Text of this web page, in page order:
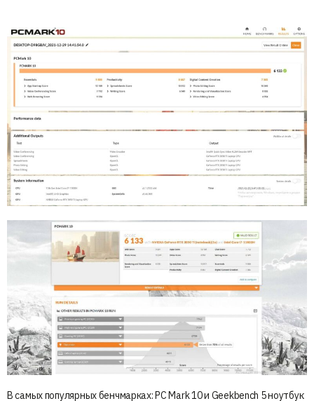
В самых популярных бенчмарках: PC Mark 10 и Geekbench 5 ноутбук